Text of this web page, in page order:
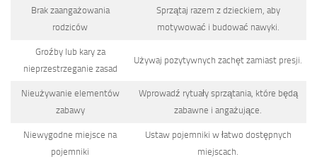
Brak zaangażowania
rodziców
Sprzątaj razem z dzieckiem, aby
motywować i budować nawyki.
Groźby lub kary za
nieprzestrzeganie zasad
Używaj pozytywnych zachęt zamiast presji.
Nieużywanie elementów
zabawy
Wprowadź rytuały sprzątania, które będą
zabawne i angażujące.
Niewygodne miejsce na
pojemniki
Ustaw pojemniki w łatwo dostępnych
miejscach.